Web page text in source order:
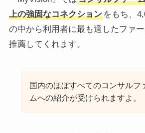
上の強固なコネクションをもち、
の中から利用者に最も適したファ
推薦してくれます。
国内のほぼすべてのコンサルフ
ムへの紹介が受けられますよ。